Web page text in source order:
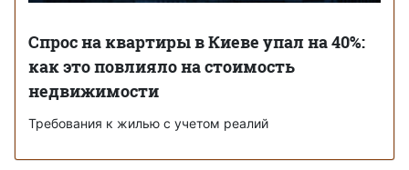
Спрос на квартиры в Киеве упал на 40%:
как это повлияло на стоимость
недвижимости
Требования к жилью с учетом реалий